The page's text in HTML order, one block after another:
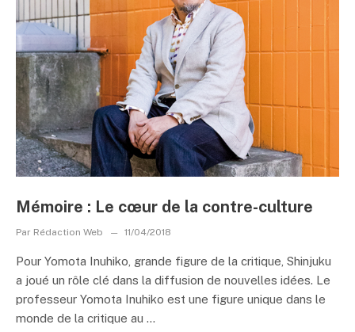
Mémoire : Le cœur de la contre-culture
Par Rédaction Web 11/04/2018
Pour Yomota Inuhiko, grande figure de la critique, Shinjuku
a joué un rôle clé dans la diffusion de nouvelles idées. Le
professeur Yomota Inuhiko est une figure unique dans le
monde de la critique au ...